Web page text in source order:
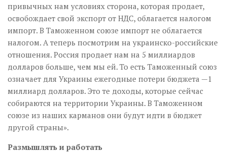
привычных нам условиях сторона, которая продает,
освобождает свой экспорт от НДС, облагается налогом
импорт. В Таможенном союзе импорт не облагается
налогом. А теперь посмотрим на украинско-российские
отношения. Россия продает нам на 5 миллиардов
долларов больше, чем мы ей. То есть Таможенный союз
означает для Украины ежегодные потери бюджета —1
миллиард долларов. Это те доходы, которые сейчас
собираются на территории Украины. В Таможенном
союзе из наших карманов они будут идти в бюджет
другой страны».
Размышлять и работать